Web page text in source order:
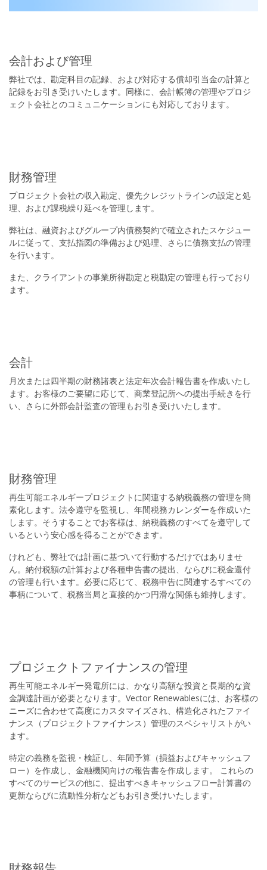
会計および管理
弊社では、勘定科目の記録、および対応する償却引当金の計算と
記録をお引き受けいたします。同様に、会計帳簿の管理やプロジ
ェクト会社とのコミュニケーションにも対応しております。
財務管理
プロジェクト会社の収入勘定、優先クレジットラインの設定と処
理、および課税繰り延べを管理します。
弊社は、融資およびグループ内債務契約で確立されたスケジュー
ルに従って、支払指図の準備および処理、さらに債務支払の管理
を行います。
また、クライアントの事業所得勘定と税勘定の管理も行っており
ます。
会計
月次または四半期の財務諸表と法定年次会計報告書を作成いたし
ます。お客様のご要望に応じて、商業登記所への提出手続きを行
い、さらに外部会計監査の管理もお引き受けいたします。
財務管理
再生可能エネルギープロジェクトに関連する納税義務の管理を簡
素化します。法令遵守を監視し、年間税務カレンダーを作成いた
します。そうすることでお客様は、納税義務のすべてを遵守して
いるという安心感を得ることができます。
けれども、弊社では計画に基づいて行動するだけではありませ
ん。納付税額の計算および各種申告書の提出、ならびに税金還付
の管理も行います。必要に応じて、税務申告に関連するすべての
事柄について、税務当局と直接的かつ円滑な関係も維持します。
プロジェクトファイナンスの管理
再生可能エネルギー発電所には、かなり高額な投資と長期的な資
金調達計画が必要となります。Vector Renewablesには、お客様の
ニーズに合わせて高度にカスタマイズされ、構造化されたファイ
ナンス（プロジェクトファイナンス）管理のスペシャリストがい
ます。
特定の義務を監視・検証し、年間予算（損益およびキャッシュフ
ロー）を作成し、金融機関向けの報告書を作成します。 これらの
すべてのサービスの他に、提出すべきキャッシュフロー計算書の
更新ならびに流動性分析などもお引き受けいたします。